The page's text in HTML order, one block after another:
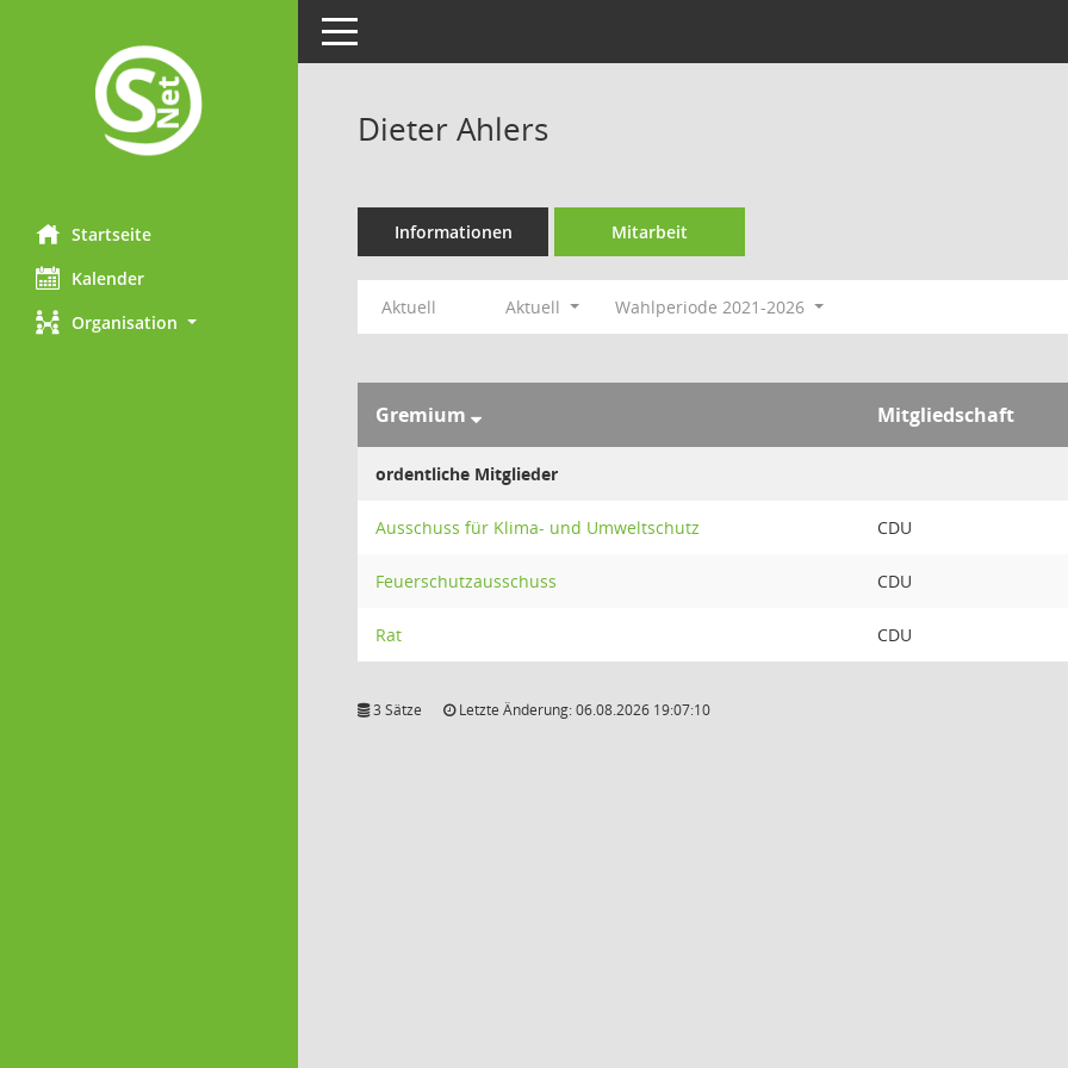
Startseite
Kalender
Organisation
Toggle navigation
Dieter Ahlers
Informationen Mitarbeit
Aktuell Aktuell Wahlperiode 2021-2026
Gremium Mitgliedschaft
ordentliche Mitglieder
Ausschuss für Klima- und Umweltschutz CDU
Feuerschutzausschuss CDU
Rat CDU
3 Sätze Letzte Änderung: 06.08.2026 19:07:10